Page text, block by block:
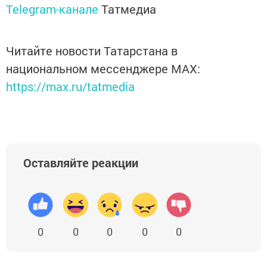
Telegram-канале Татмедиа
Читайте новости Татарстана в
национальном мессенджере MАХ:
https://max.ru/tatmedia
Оставляйте реакции
0 0 0 0 0